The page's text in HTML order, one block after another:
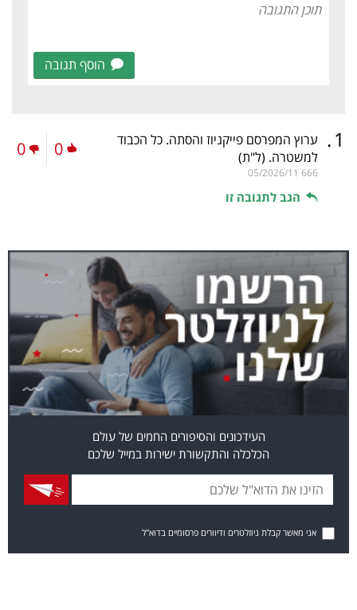
הוסף תגובה
1
. ערוץ המפרסם פייקניוז והסתה. כל הכבוד
למשטרה. (ל"ת)
666
05/2026/11
הגב לתגובה זו
0
0
העידכונים והסיפורים החמים של עולם
הכלכלה והתקשורת ישירות במייל שלכם
אני מאשר קבלת ניוזלטרים ודיוורים פרסומיים בדוא"ל